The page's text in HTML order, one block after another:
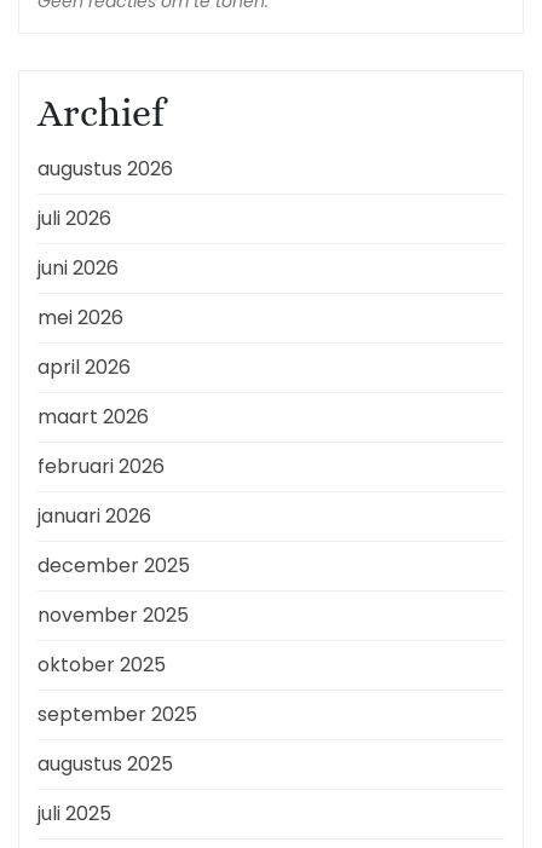
Archief
augustus 2026
juli 2026
juni 2026
mei 2026
april 2026
maart 2026
februari 2026
januari 2026
december 2025
november 2025
oktober 2025
september 2025
augustus 2025
juli 2025